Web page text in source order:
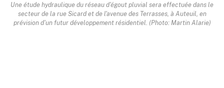
Une étude hydraulique du réseau d'égout pluvial sera effectuée dans le
secteur de la rue Sicard et de l'avenue des Terrasses, à Auteuil, en
prévision d'un futur développement résidentiel. (Photo: Martin Alarie)